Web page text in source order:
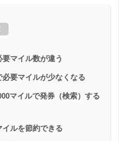
マイル数が違う
要マイルが少なくなる
マイルで発券（検索）する
ルを節約できる